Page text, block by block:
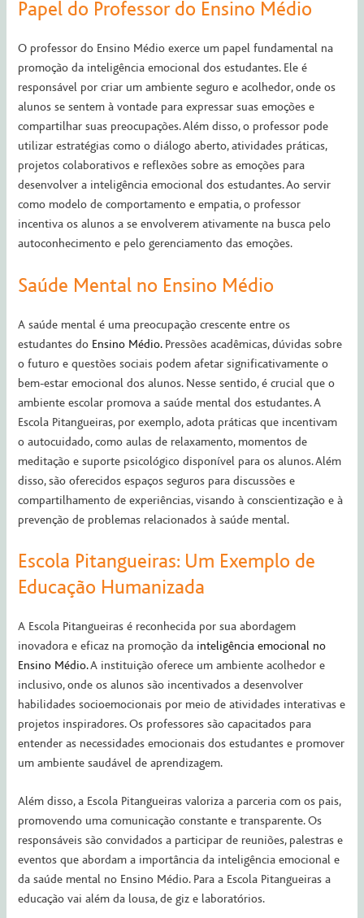
Papel do Professor do Ensino Médio
O professor do Ensino Médio exerce um papel fundamental na
promoção da inteligência emocional dos estudantes. Ele é
responsável por criar um ambiente seguro e acolhedor, onde os
alunos se sentem à vontade para expressar suas emoções e
compartilhar suas preocupações. Além disso, o professor pode
utilizar estratégias como o diálogo aberto, atividades práticas,
projetos colaborativos e reflexões sobre as emoções para
desenvolver a inteligência emocional dos estudantes. Ao servir
como modelo de comportamento e empatia, o professor
incentiva os alunos a se envolverem ativamente na busca pelo
autoconhecimento e pelo gerenciamento das emoções.
Saúde Mental no Ensino Médio
A saúde mental é uma preocupação crescente entre os
estudantes do Ensino Médio.Pressões acadêmicas, dúvidas sobre
o futuro e questões sociais podem afetar significativamente o
bem-estar emocional dos alunos. Nesse sentido, é crucial que o
ambiente escolar promova a saúde mental dos estudantes. A
Escola Pitangueiras, por exemplo, adota práticas que incentivam
o autocuidado, como aulas de relaxamento, momentos de
meditação e suporte psicológico disponível para os alunos. Além
disso, são oferecidos espaços seguros para discussões e
compartilhamento de experiências, visando à conscientização e à
prevenção de problemas relacionados à saúde mental.
Escola Pitangueiras: Um Exemplo de
Educação Humanizada
A Escola Pitangueiras é reconhecida por sua abordagem
inovadora e eficaz na promoção da inteligência emocional no
Ensino Médio.A instituição oferece um ambiente acolhedor e
inclusivo, onde os alunos são incentivados a desenvolver
habilidades socioemocionais por meio de atividades interativas e
projetos inspiradores. Os professores são capacitados para
entender as necessidades emocionais dos estudantes e promover
um ambiente saudável de aprendizagem.
Além disso, a Escola Pitangueiras valoriza a parceria com os pais,
promovendo uma comunicação constante e transparente. Os
responsáveis ​​são convidados a participar de reuniões, palestras e
eventos que abordam a importância da inteligência emocional e
da saúde mental no Ensino Médio. Para a Escola Pitangueiras a
educação vai além da lousa, de giz e laboratórios.